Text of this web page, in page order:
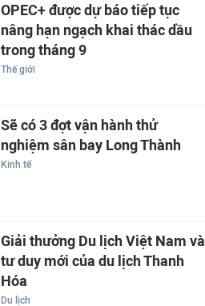
OPEC+ được dự báo tiếp tục
nâng hạn ngạch khai thác dầu
trong tháng 9
Thế giới
Sẽ có 3 đợt vận hành thử
nghiệm sân bay Long Thành
Kinh tế
Giải thưởng Du lịch Việt Nam và
tư duy mới của du lịch Thanh
Hóa
Du lịch